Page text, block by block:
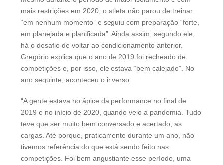
mais restrições em 2020, o atleta não parou de treinar
“em nenhum momento” e seguiu com preparação “forte,
em planejada e planificada”. Ainda assim, segundo ele,
há o desafio de voltar ao condicionamento anterior.
Gregório explica que o ano de 2019 foi recheado de
competições e, por isso, ele estava “bem calejado”. No
ano seguinte, aconteceu o inverso.
“A gente estava no ápice da performance no final de
2019 e no início de 2020, quando veio a pandemia. Tudo
teve que ser muito bem conversado e acertado, as
cargas. Até porque, praticamente durante um ano, não
tivemos referência do que está sendo feito nas
competições. Foi bem angustiante esse período, uma